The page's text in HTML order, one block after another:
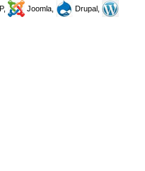
Joomla,
Drupal,